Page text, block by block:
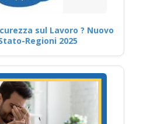
sul Lavoro ? Nuovo
Regioni 2025